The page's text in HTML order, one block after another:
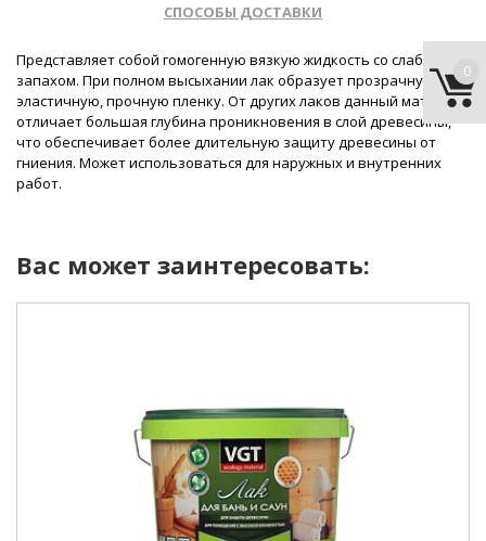
СПОСОБЫ ДОСТАВКИ
Представляет собой гомогенную вязкую жидкость со слабым
запахом. При полном высыхании лак образует прозрачную,
эластичную, прочную пленку. От других лаков данный материал
отличает большая глубина проникновения в слой древесины,
что обеспечивает более длительную защиту древесины от
гниения. Может использоваться для наружных и внутренних
работ.
Вас может заинтересовать:
область применения::
для декоративной отделки и защиты деревянных
стен и потолков внутри бань и саун.
0,9 кг; 2,2 кг; 9 кг.
на один слой 100-160 г/м².
0